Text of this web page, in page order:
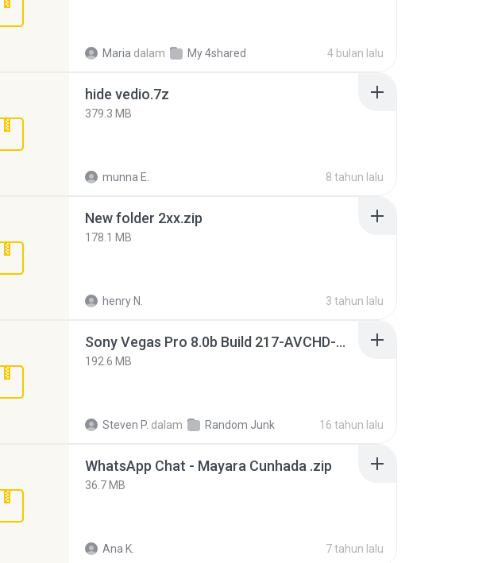
Maria dalam My 4shared 4 bulan lalu
hide vedio.7z
379.3 MB
munna E. 8 tahun lalu
New folder 2xx.zip
178.1 MB
henry N. 3 tahun lalu
Sony Vegas Pro 8.0b Build 217-AVCHD-MPG-AC3 FIXED.7z
192.6 MB
Steven P. dalam Random Junk 16 tahun lalu
WhatsApp Chat - Mayara Cunhada .zip
36.7 MB
Ana K. 7 tahun lalu